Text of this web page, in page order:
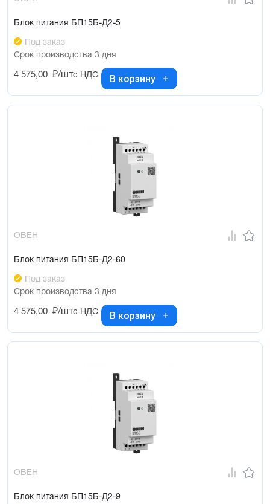
Блок питания БП15Б-Д2-5
Под заказ
Срок производства 3 дня
4 575,00 ₽/штс НДС В корзину
ОВЕН
Блок питания БП15Б-Д2-60
Под заказ
Срок производства 3 дня
4 575,00 ₽/штс НДС В корзину
ОВЕН
Блок питания БП15Б-Д2-9